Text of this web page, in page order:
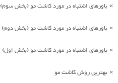
» باورهای اشتباه در مورد کاشت مو (بخش سوم)
» باورهای اشتباه در مورد کاشت مو (بخش دوم)
» باورهای اشتباه در مورد کاشت مو (بخش اول)
» بهترین روش کاشت مو